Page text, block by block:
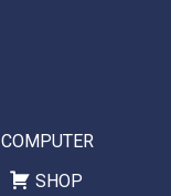
COMPUTER
SHOP